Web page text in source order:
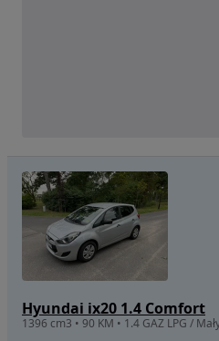
Hyundai ix20 1.4 Comfort
1396 cm3 • 90 KM • 1.4 GAZ LPG /